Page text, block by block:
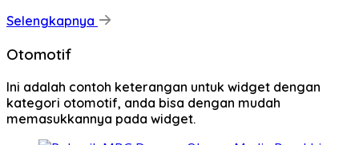
Selengkapnya
Otomotif
Ini adalah contoh keterangan untuk widget dengan
kategori otomotif, anda bisa dengan mudah
memasukkannya pada widget.